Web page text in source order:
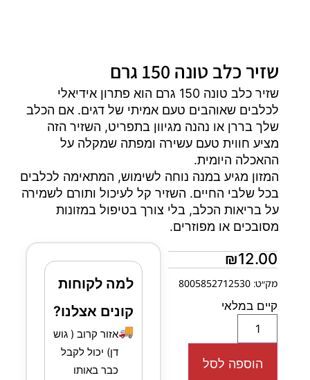
שזיר כלב טונה 150 גרם
שזיר כלב טונה 150 גרם הוא פתרון אידיאלי
לכלבים שאוהבים טעם אמיתי של דגים. אם הכלב
שלך בררן או נהנה מגיוון בתפריט, השזיר הזה
מציע חווית טעם עשירה ומפתה שמקלה על
ההאכלה היומית.
המזון מגיע במנה נוחה לשימוש, המתאימה לכלבים
בכל שלבי החיים. השזיר קל לעיכול ותורם לשמירה
על בריאות הכלב, בלי צורך בטיפול במזונות
מסובכים או מפוזרים.
₪12.00
מק״ט: 8005852712530
קיים במלאי
הוספה לסל
למה לקוחות
קונים אצלנו?
🚚אזור קרוב ( גוש
דן) יכול לקבל
כבר באותו